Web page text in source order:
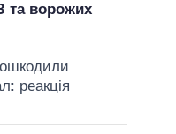
та ворожих
реакція